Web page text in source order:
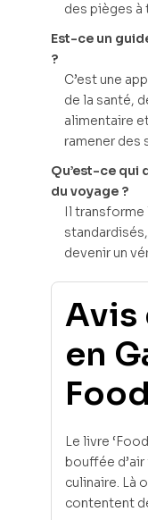
des pièges à
Est-ce un
?
C’est une
de la santé,
alimentaire
ramener des
Qu’est-ce qui
du voyage ?
Il transforme
devenir un
Avis
en
Food
Le livre
bouffée
culinaire. Là
contentent